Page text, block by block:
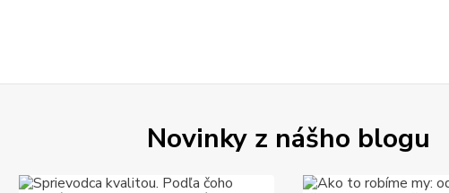
Novinky z nášho blogu